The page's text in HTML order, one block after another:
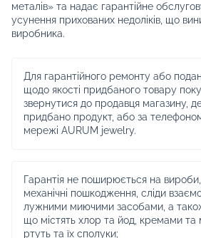
металів» та надає гарантійне
усунення прихованих недоліків, що
виробника.
Для гарантійного ремонту або
щодо якості придбаного товару
звернутися до продавця магазину,
придбано продукт, або за телефоном
мережі AURUM jewelry.
Гарантія не поширюється на
механічні пошкодження, сліди
лужними миючими засобами, а
що містять хлор та йод, кремами та
ртуть та їх сполуки;